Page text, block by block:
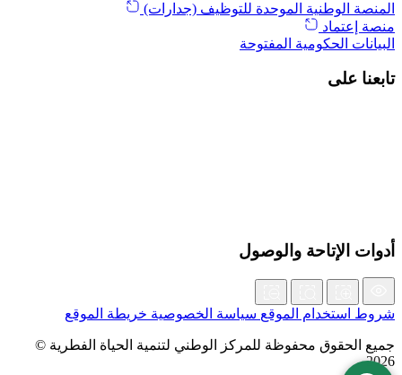
المنصة الوطنية الموحدة للتوظيف (جدارات)
منصة إعتماد
البيانات الحكومية المفتوحة
تابعنا على
أدوات الإتاحة والوصول
شروط استخدام الموقع سياسة الخصوصية خريطة الموقع
جميع الحقوق محفوظة للمركز الوطني لتنمية الحياة الفطرية ©
2026